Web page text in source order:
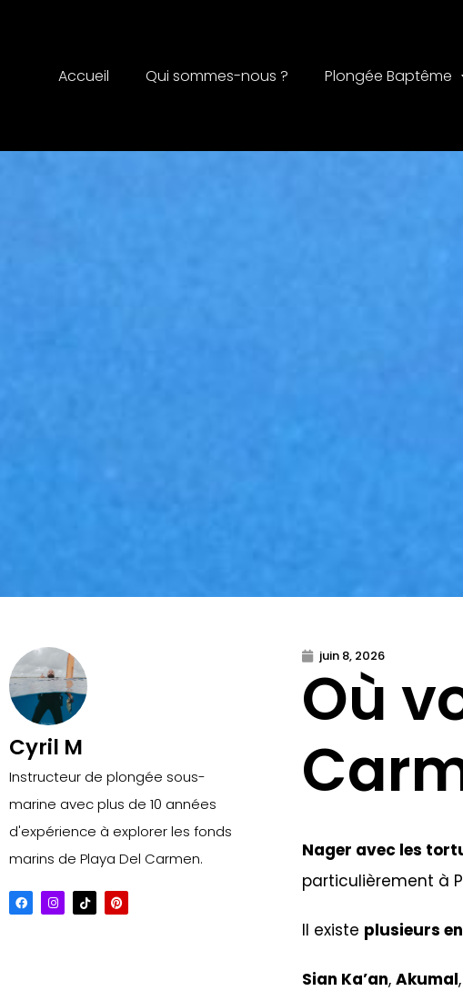
Accueil Qui sommes-nous ? Plongée Baptême
Cyril M
Instructeur de plongée sous-
marine avec plus de 10 années
d'expérience à explorer les fonds
marins de Playa Del Carmen.
juin 8, 2026
Où
Nager avec les
particulièrement à
Il existe plusieurs
Sian Ka’an, Akumal,